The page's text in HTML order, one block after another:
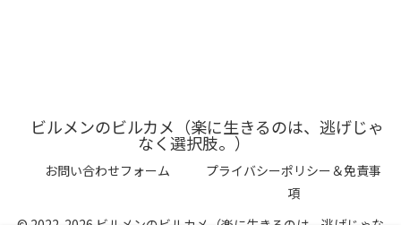
ビルメンのビルカメ（楽に生きるのは、逃げじゃ
なく選択肢。）
お問い合わせフォーム
プライバシーポリシー＆免責事
項